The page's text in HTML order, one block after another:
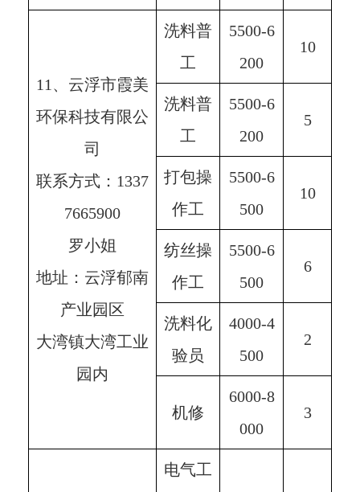
11、云浮市霞美
环保科技有限公
司
联系方式：1337
7665900
罗小姐
地址：云浮郁南
产业园区
大湾镇大湾工业
园内
洗料普
工
5500-6
200
10
洗料普
工
5500-6
200
5
打包操
作工
5500-6
500
10
纺丝操
作工
5500-6
500
6
洗料化
验员
4000-4
500
2
机修
6000-8
000
3
电气工